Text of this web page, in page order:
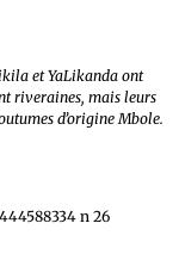
et YaLikanda ont
riveraines, mais leurs
d’origine Mbole.